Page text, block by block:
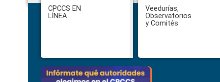
Footer
CPCCS EN
LÍNEA
Veedurías,
Observatorios
y Comités